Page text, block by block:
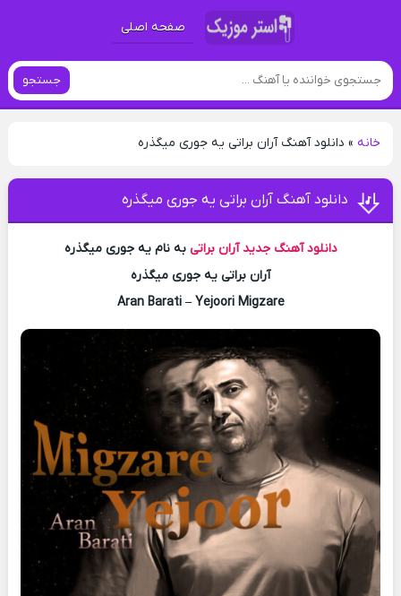
صفحه اصلی
جستجو
خانه» دانلود آهنگ آران براتی یه جوری میگذره
دانلود آهنگ آران براتی یه جوری میگذره
دانلود آهنگ جدید آران براتی به نام یه جوری میگذره
آران براتی یه جوری میگذره
Aran Barati – Yejoori Migzare